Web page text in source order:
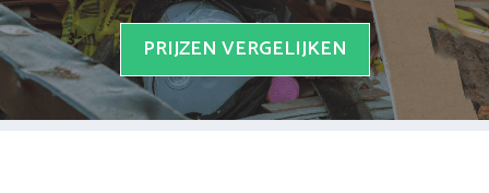
PRIJZEN VERGELIJKEN